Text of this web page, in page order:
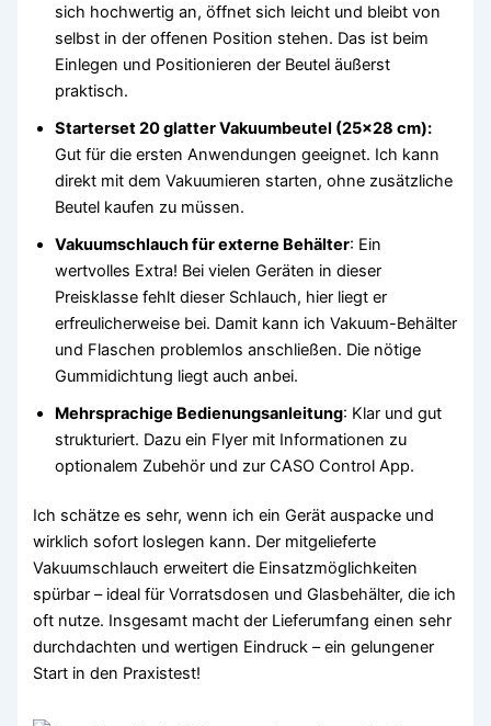
sich hochwertig an, öffnet sich leicht und bleibt von
selbst in der offenen Position stehen. Das ist beim
Einlegen und Positionieren der Beutel äußerst
praktisch.
Starterset 20 glatter Vakuumbeutel (25×28 cm):
Gut für die ersten Anwendungen geeignet. Ich kann
direkt mit dem Vakuumieren starten, ohne zusätzliche
Beutel kaufen zu müssen.
Vakuumschlauch für externe Behälter: Ein
wertvolles Extra! Bei vielen Geräten in dieser
Preisklasse fehlt dieser Schlauch, hier liegt er
erfreulicherweise bei. Damit kann ich Vakuum-Behälter
und Flaschen problemlos anschließen. Die nötige
Gummidichtung liegt auch anbei.
Mehrsprachige Bedienungsanleitung: Klar und gut
strukturiert. Dazu ein Flyer mit Informationen zu
optionalem Zubehör und zur CASO Control App.
Ich schätze es sehr, wenn ich ein Gerät auspacke und
wirklich sofort loslegen kann. Der mitgelieferte
Vakuumschlauch erweitert die Einsatzmöglichkeiten
spürbar – ideal für Vorratsdosen und Glasbehälter, die ich
oft nutze. Insgesamt macht der Lieferumfang einen sehr
durchdachten und wertigen Eindruck – ein gelungener
Start in den Praxistest!